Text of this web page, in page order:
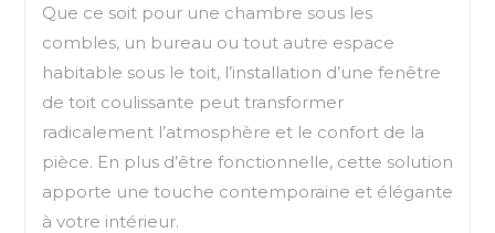
Que ce soit pour une chambre sous les
combles, un bureau ou tout autre espace
habitable sous le toit, l’installation d’une fenêtre
de toit coulissante peut transformer
radicalement l’atmosphère et le confort de la
pièce. En plus d’être fonctionnelle, cette solution
apporte une touche contemporaine et élégante
à votre intérieur.